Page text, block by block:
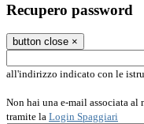
Recupero password
button close ×
all'indirizzo indicato con le
Non hai una e-mail associata al
tramite la Login Spaggiari